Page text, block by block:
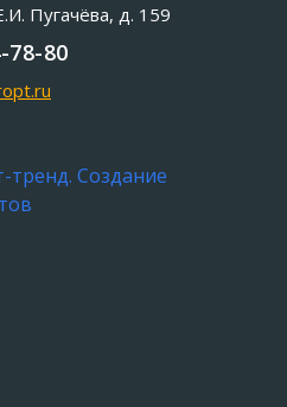
Пугачёва, д. 159
78-80